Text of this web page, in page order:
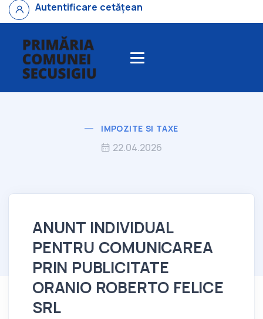
Autentificare cetățean
IMPOZITE SI TAXE
22.04.2026
ANUNT INDIVIDUAL
PENTRU COMUNICAREA
PRIN PUBLICITATE
ORANIO ROBERTO FELICE
SRL